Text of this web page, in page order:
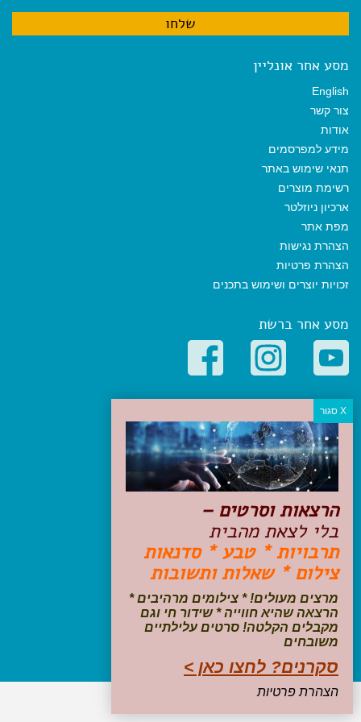
מסע אחר אונליין
English
צור קשר
אודות
מידע למפרסמים
תנאי שימוש באתר
רשימת מוצרים
ארכיון ניוזלטר
מפת אתר
הצהרת נגישות
הצהרת פרטיות
זכויות יוצרים ושימוש בתכנים
מסע אחר ברשת
קטגוריות פופולריות
יעדים
טיולים בישראל
מלונות בוטיק בישראל
טיפים והמלצות
הכנות לנסיעה
טיולי ג'יפים
טיולים עם ילדים
שייט, הפלגות, קרוזים
עקבו אחרינו בפייסבוק
הרצאות וסרטים –
בלי לצאת מהבית
תרבויות * טבע * סדנאות
צילום * שאלות ותשובות
מרצים מעולים! * צילומים מרהיבים *
הרצאה שהיא חווייה * שידור חי וגם
מקבלים הקלטה! סרטים עלילתיים
משובחים
סקרנים? לחצו כאן >
הצהרת פרטיות